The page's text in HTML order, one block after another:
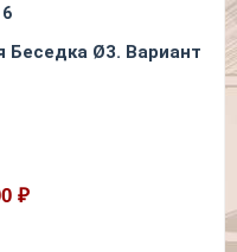
Беседка Ø3. Вариант
₽